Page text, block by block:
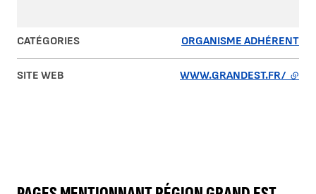
CATÉGORIES ORGANISME ADHÉRENT
SITE WEB WWW.GRANDEST.FR/ -